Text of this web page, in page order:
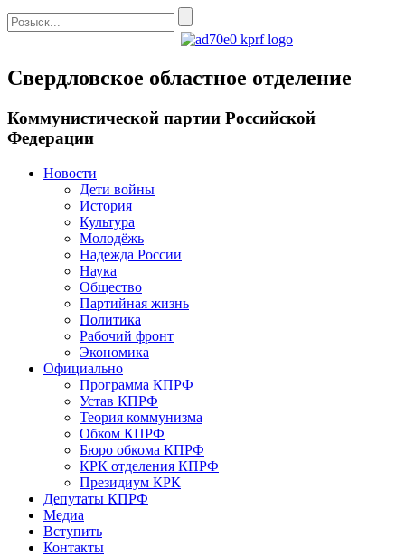
Свердловское областное отделение
Коммунистической партии Российской
Федерации
Новости
Дети войны
История
Культура
Молодёжь
Надежда России
Наука
Общество
Партийная жизнь
Политика
Рабочий фронт
Экономика
Официально
Программа КПРФ
Устав КПРФ
Теория коммунизма
Обком КПРФ
Бюро обкома КПРФ
КРК отделения КПРФ
Президиум КРК
Депутаты КПРФ
Медиа
Вступить
Контакты